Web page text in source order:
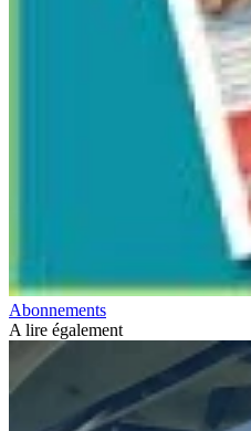
Abonnements
A lire également